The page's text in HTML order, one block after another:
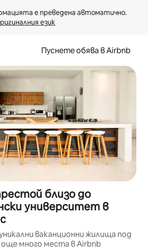
език
Пуснете обява в Airbnb
близо до
университет в
ваканционни жилища под
много места в Airbnb